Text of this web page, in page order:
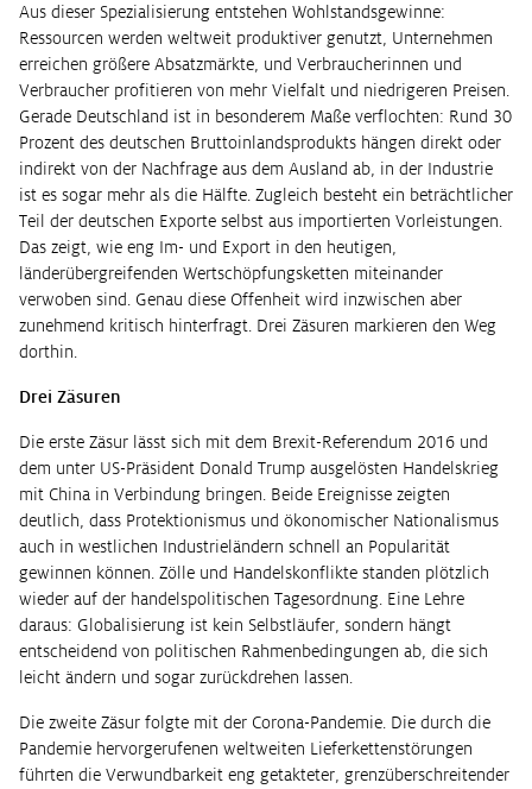
Aus dieser Spezialisierung entstehen Wohlstandsgewinne:
Ressourcen werden weltweit produktiver genutzt, Unternehmen
erreichen größere Absatzmärkte, und Verbraucherinnen und
Verbraucher profitieren von mehr Vielfalt und niedrigeren Preisen.
Gerade Deutschland ist in besonderem Maße verflochten: Rund 30
Prozent des deutschen Bruttoinlandsprodukts hängen direkt oder
indirekt von der Nachfrage aus dem Ausland ab, in der Industrie
ist es sogar mehr als die Hälfte. Zugleich besteht ein beträchtlicher
Teil der deutschen Exporte selbst aus importierten Vorleistungen.
Das zeigt, wie eng Im- und Export in den heutigen,
länderübergreifenden Wertschöpfungsketten miteinander
verwoben sind. Genau diese Offenheit wird inzwischen aber
zunehmend kritisch hinterfragt. Drei Zäsuren markieren den Weg
dorthin.
Drei Zäsuren
Die erste Zäsur lässt sich mit dem Brexit-Referendum 2016 und
dem unter US-Präsident Donald Trump ausgelösten Handelskrieg
mit China in Verbindung bringen. Beide Ereignisse zeigten
deutlich, dass Protektionismus und ökonomischer Nationalismus
auch in westlichen Industrieländern schnell an Popularität
gewinnen können. Zölle und Handelskonflikte standen plötzlich
wieder auf der handelspolitischen Tagesordnung. Eine Lehre
daraus: Globalisierung ist kein Selbstläufer, sondern hängt
entscheidend von politischen Rahmenbedingungen ab, die sich
leicht ändern und sogar zurückdrehen lassen.
Die zweite Zäsur folgte mit der Corona-Pandemie. Die durch die
Pandemie hervorgerufenen weltweiten Lieferkettenstörungen
führten die Verwundbarkeit eng getakteter, grenzüberschreitender